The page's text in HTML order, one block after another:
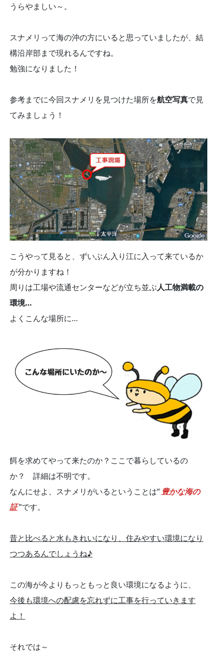
うらやましい～。
スナメリって海の沖の方にいると思っていましたが、結
構沿岸部まで現れるんですね。
勉強になりました！
参考までに今回スナメリを見つけた場所を航空写真で見
てみましょう！
こうやって見ると、ずいぶん入り江に入って来ているか
が分かりますね！
周りは工場や流通センターなどが立ち並ぶ人工物満載の
環境…
よくこんな場所に…
餌を求めてやって来たのか？ここで暮らしているの
か？ 詳細は不明です。
なんにせよ、スナメリがいるということは“豊かな海の
証”です。
昔と比べると水もきれいになり、住みやすい環境になり
つつあるんでしょうね♪
この海が今よりもっともっと良い環境になるように、
今後も環境への配慮を忘れずに工事を行っていきます
よ！
それでは～